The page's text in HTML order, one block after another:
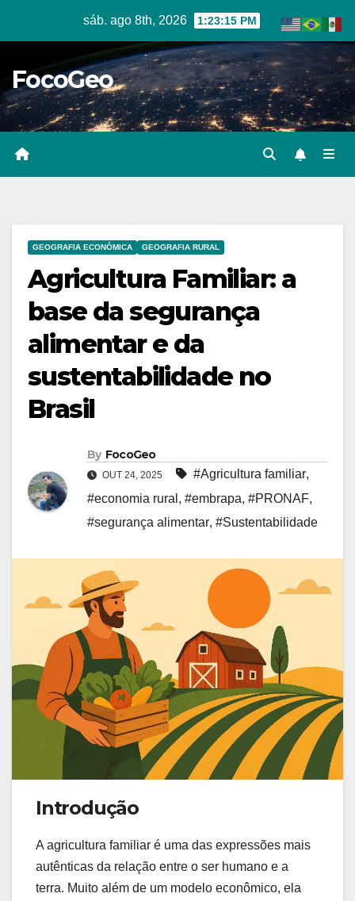
sáb. ago 8th, 2026 1:23:16 PM
FocoGeo
GEOGRAFIA ECONÔMICA GEOGRAFIA RURAL
Agricultura Familiar: a
base da segurança
alimentar e da
sustentabilidade no
Brasil
By FocoGeo
OUT 24, 2025 #Agricultura familiar,
#economia rural , #embrapa, #PRONAF,
#segurança alimentar, #Sustentabilidade
Introdução
A agricultura familiar é uma das expressões mais
autênticas da relação entre o ser humano e a
terra. Muito além de um modelo econômico, ela